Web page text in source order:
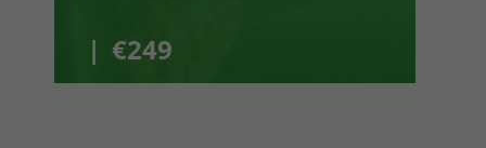
| €249